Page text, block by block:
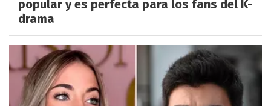
popular y es perfecta para los fans del K-
drama